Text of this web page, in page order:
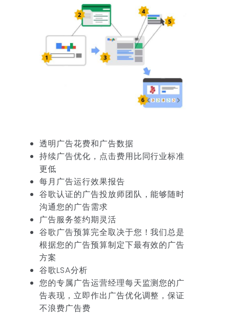
透明广告花费和广告数据
持续广告优化，点击费用比同行业标准
更低
每月广告运行效果报告
谷歌认证的广告投放师团队，能够随时
沟通您的广告需求
广告服务签约期灵活
谷歌广告预算完全取决于您！我们总是
根据您的广告预算制定下最有效的广告
方案
谷歌LSA分析
您的专属广告运营经理每天监测您的广
告表现，立即作出广告优化调整，保证
不浪费广告费